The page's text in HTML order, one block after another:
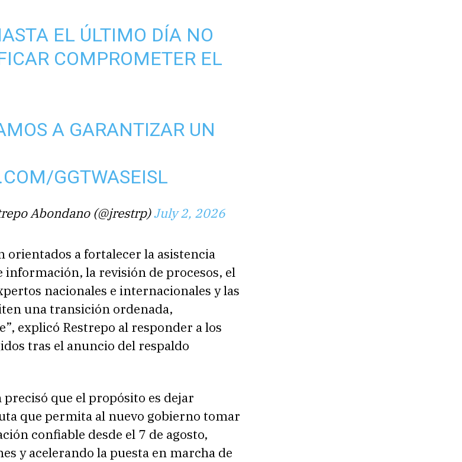
EL ÚLTIMO DÍA NO
COMPROMETER EL
A GARANTIZAR UN
GGTWASEISL
Abondano (@jrestrp)July 2, 2026
orientados a fortalecer la asistencia
información, la revisión de procesos, el
nacionales e internacionales y las
una transición ordenada,
explicó Restrepo al responder a los
tras el anuncio del respaldo
que el propósito es dejar
que permita al nuevo gobierno tomar
confiable desde el 7 de agosto,
y acelerando la puesta en marcha de